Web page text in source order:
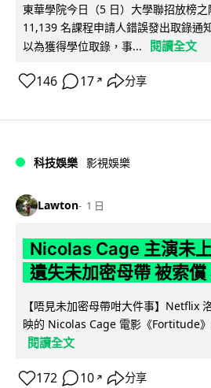
東華學院今日（5 日）大學聯招放榜
11,139 名課程申請人錯誤發出取錄通
以為獲得學位取錄，事...
閱讀全文
146 17 ↗ 分享
科技娛樂 影視娛樂
Lawton 1 日
Nicolas Cage 主演未
遺失未加密母帶 被索
【唔見未加密母帶咁大件事】Netflix
映的 Nicolas Cage 電影《Fortitude
閱讀全文
172 10 ↗ 分享